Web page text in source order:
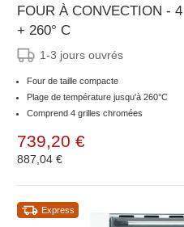
FOUR À CONVECTION -
+ 260° C
1-3 jours ouvrés
Four de taille compacte
Plage de température jusqu'à 260°C
Comprend 4 grilles chromées
739,20 €
887,04 €
Express